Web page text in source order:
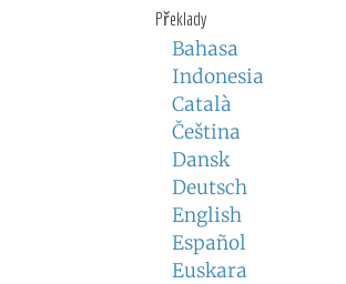
Překlady
Bahasa
Indonesia
Català
Čeština
Dansk
Deutsch
English
Español
Euskara